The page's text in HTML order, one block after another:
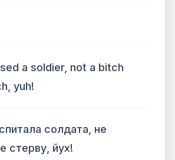
a soldier, not a bitch
yuh!
солдата, не
стерву, йух!